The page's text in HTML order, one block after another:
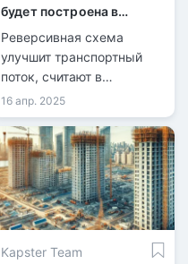
будет построена в
Акмолинской области
Реверсивная схема
улучшит транспортный
поток, считают в
министерстве.
16 апр. 2025
Kapster Team